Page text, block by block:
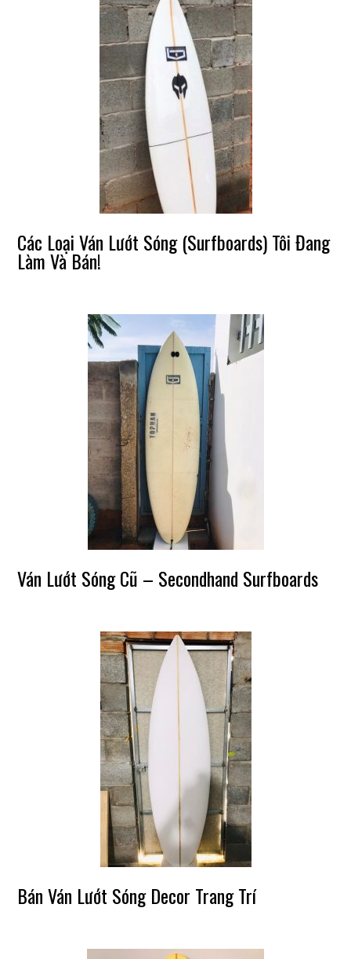
Các Loại Ván Lướt Sóng (Surfboards) Tôi Đang
Làm Và Bán!
Ván Lướt Sóng Cũ – Secondhand Surfboards
Bán Ván Lướt Sóng Decor Trang Trí